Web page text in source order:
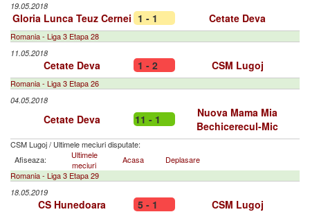
19.05.2018
Gloria Lunca Teuz Cernei 1 - 1 Cetate Deva
Romania - Liga 3 Etapa 28
11.05.2018
Cetate Deva 1 - 2 CSM Lugoj
Romania - Liga 3 Etapa 26
04.05.2018
Cetate Deva 11 - 1
Nuova Mama Mia
Bechicerecul-Mic
CSM Lugoj/ Ultimele meciuri disputate:
Afiseaza:
Ultimele
meciuri
Acasa
Deplasare
Romania - Liga 3 Etapa 29
18.05.2019
CS Hunedoara 5 - 1 CSM Lugoj